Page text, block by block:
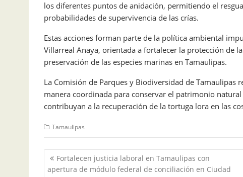
los diferentes puntos de anidación, permitiendo el
probabilidades de supervivencia de las crías.
Estas acciones forman parte de la política ambiental
Villarreal Anaya, orientada a fortalecer la protección de
preservación de las especies marinas en Tamaulipas.
La Comisión de Parques y Biodiversidad de
manera coordinada para conservar el patrimonio
contribuyan a la recuperación de la tortuga lora en las
Tamaulipas
Navegación
de
Fortalecen justicia laboral en Tamaulipas con
apertura de módulo federal de conciliación en Ciudad